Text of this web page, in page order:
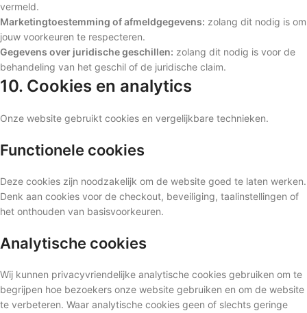
vermeld.
Marketingtoestemming of afmeldgegevens: zolang dit nodig is om
jouw voorkeuren te respecteren.
Gegevens over juridische geschillen: zolang dit nodig is voor de
behandeling van het geschil of de juridische claim.
10. Cookies en analytics
Onze website gebruikt cookies en vergelijkbare technieken.
Functionele cookies
Deze cookies zijn noodzakelijk om de website goed te laten werken.
Denk aan cookies voor de checkout, beveiliging, taalinstellingen of
het onthouden van basisvoorkeuren.
Analytische cookies
Wij kunnen privacyvriendelijke analytische cookies gebruiken om te
begrijpen hoe bezoekers onze website gebruiken en om de website
te verbeteren. Waar analytische cookies geen of slechts geringe